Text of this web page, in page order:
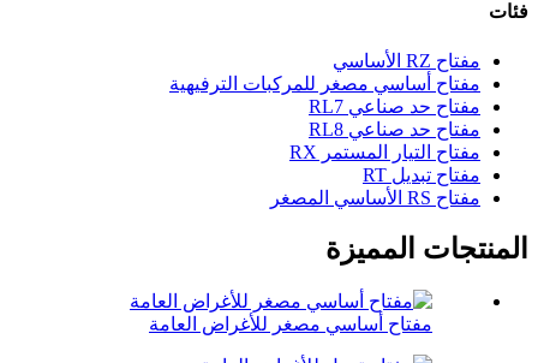
فئات
مفتاح RZ الأساسي
مفتاح أساسي مصغر للمركبات الترفيهية
مفتاح حد صناعي RL7
مفتاح حد صناعي RL8
مفتاح التيار المستمر RX
مفتاح تبديل RT
مفتاح RS الأساسي المصغر
المنتجات المميزة
مفتاح أساسي مصغر للأغراض العامة